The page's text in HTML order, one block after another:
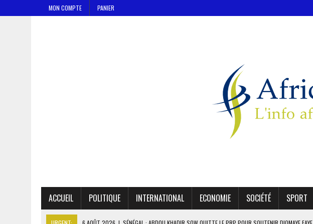
MON COMPTE PANIER
ACCUEIL POLITIQUE INTERNATIONAL ECONOMIE SOCIÉTÉ SPORT